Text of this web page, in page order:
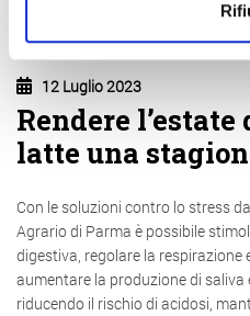
12 Luglio 2023
Rendere
latte una
Con le soluzioni contro lo stress
Agrario di Parma è possibile
digestiva, regolare la respirazione
aumentare la produzione di saliva
riducendo il rischio di acidosi,